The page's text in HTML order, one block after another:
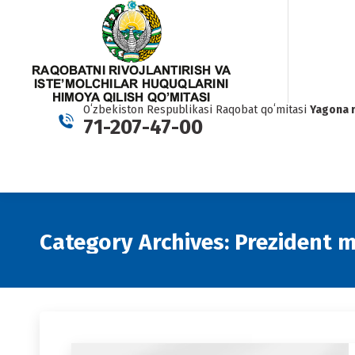
Oʻzbekiston Respublikasi Raqobat qoʻmitasi Yagona
71-207-47-00
Category Archives: Prezident